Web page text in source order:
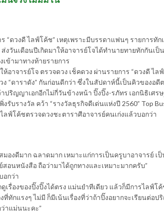
“ดวงดี ไลฟ์โค้ช” เหตุเพราะมีบรรดาแฟนๆ รายการทัก
วันเดือนปีเกิดมาให้อาจารย์โจได้ทำนายทายทักกันเป็
ข้ามาทางท้ายรายการ
าจารย์โจ ตรวจดวง เช็คดวง ผ่านรายการ “ดวงดี ไล
“ดาราดัง” กันก่อนดีกว่า ซึ่งในสัปดาห์นี้เป็นคิวของอดี
ปริญญาเอกอีกไม่กี่วันข้างหน้า ปิ๊งปิ๊ง-รภัทร เอกนิธิเศร
งรับรางวัล คว้า “รางวัลธุรกิจดีเด่นแห่งปี 2560” Top
ลฟ์โค้ชตรวจดวงชะตาราศีอาจารย์คนเก่งแล้วบอกว่า
งดีมาก ฉลาดมาก เหมาะแก่การเป็นครูบาอาจารย์ เ
อนหนังสือ ถือว่ามาได้ถูกทางและเหมาะมากครับ”
อกว่า
เรื่องของปิ๊งปิ๊งได้ตรง แม่นยำทีเดียว แล้วก็มีการไลฟ์โ
ที่ทักแรงๆ ไม่มี ก็มีเน้นเรื่องที่ว่าถ้าปิ๊งอยากจะเรียนต่อป
ว่าแม่นนะคะ”